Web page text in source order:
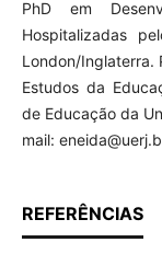
PhD em
Hospitalizadas
London/Inglaterra.
Estudos da
de Educação da
mail:
REFERÊNCIAS